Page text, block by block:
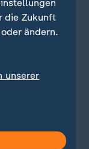
der
ukrainische
des Kriegs
sein.
die Zukunft
ändern.
unserer